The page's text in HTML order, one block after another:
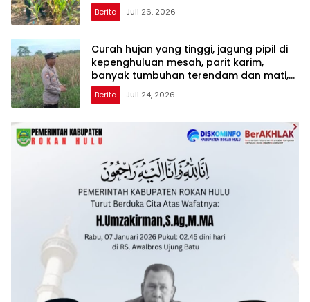
Berita Juli 26, 2026
Curah hujan yang tinggi, jagung pipil di
kepenghuluan mesah, parit karim,
banyak tumbuhan terendam dan mati,
personil TPTM gerak cepat turun
langsung meninjau kelapangan
Berita Juli 24, 2026